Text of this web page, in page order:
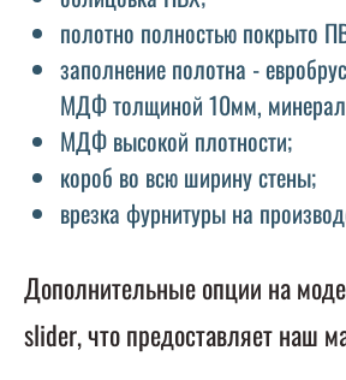
полотно полностью покрыто
заполнение полотна -
МДФ толщиной 10мм,
МДФ высокой плотности;
короб во всю ширину стены;
врезка фурнитуры на
Дополнительные опции на
slider, что предоставляет наш